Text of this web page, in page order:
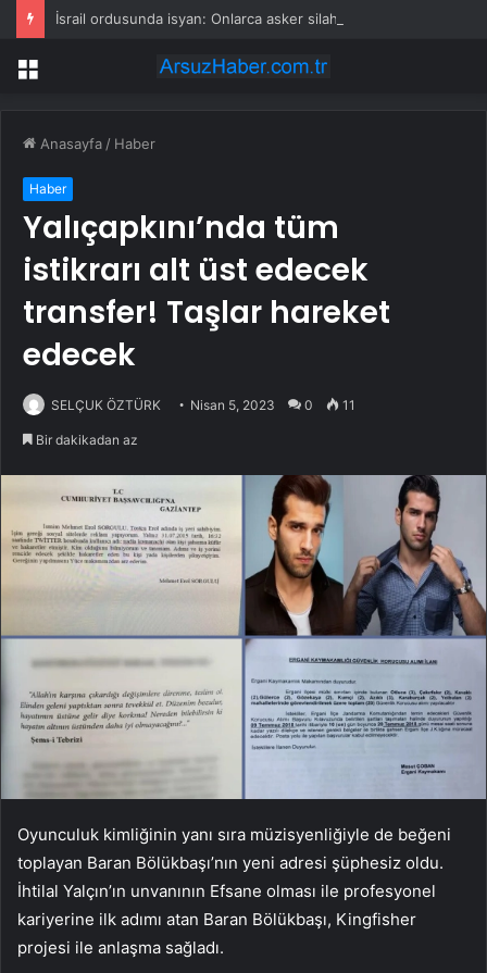
Menü
Anasayfa / Haber
Haber
Yalıçapkını’nda tüm
istikrarı alt üst edecek
transfer! Taşlar hareket
edecek
SELÇUK ÖZTÜRK Nisan 5, 2023 0 11
Bir dakikadan az
Oyunculuk kimliğinin yanı sıra müzisyenliğiyle de beğeni
toplayan Baran Bölükbaşı’nın yeni adresi şüphesiz oldu.
İhtilal Yalçın’ın unvanının Efsane olması ile profesyonel
kariyerine ilk adımı atan Baran Bölükbaşı, Kingfisher
projesi ile anlaşma sağladı.